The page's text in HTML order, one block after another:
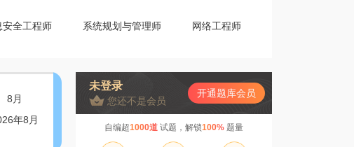
安全工程师 系统规划与管理师
网络工程师
8月
年8月
未登录
您还不是会员
开通题库会员
自编超1000道 试题，解锁100% 题量